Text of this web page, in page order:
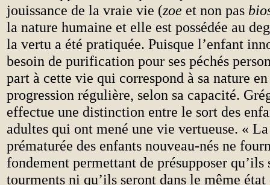
jouissance de la vraie vie (zoe et non pas
la nature humaine et elle est possédée au
la vertu a été pratiquée. Puisque l’enfant
besoin de purification pour ses péchés
part à cette vie qui correspond à sa nature
progression régulière, selon sa capacité.
effectue une distinction entre le sort des
adultes qui ont mené une vie vertueuse. «
prématurée des enfants nouveau-nés ne
fondement permettant de présupposer
tourments ni qu’ils seront dans le même